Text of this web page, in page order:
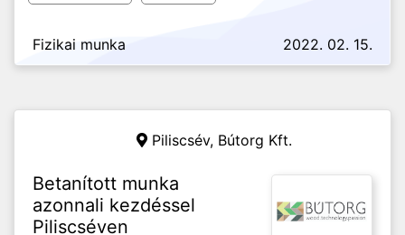
Fizikai munka 2022. 02. 15.
Piliscsév, Bútorg Kft.
Betanított munka
azonnali kezdéssel
Piliscséven